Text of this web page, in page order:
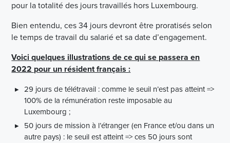
pour la totalité des jours travaillés hors Luxembourg.
Bien entendu, ces 34 jours devront être proratisés selon
le temps de travail du salarié et sa date d’engagement.
Voici quelques illustrations de ce qui se passera en
2022 pour un résident français :
29 jours de télétravail : comme le seuil n’est pas atteint =>
100% de la rémunération reste imposable au
Luxembourg ;
50 jours de mission à l’étranger (en France et/ou dans un
autre pays) : le seuil est atteint => ces 50 jours sont